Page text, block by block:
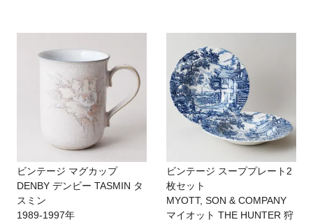
ビンテージ マグカップ
DENBY デンビー TASMIN タ
スミン
1989-1997年
ビンテージ スーププレート2
枚セット
MYOTT, SON & COMPANY
マイオット THE HUNTER 狩